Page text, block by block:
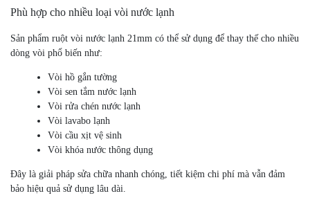
Phù hợp cho nhiều loại vòi nước lạnh
Sản phẩm ruột vòi nước lạnh 21mm có thể sử dụng để thay thế cho nhiều
dòng vòi phổ biến như:
Vòi hồ gắn tường
Vòi sen tắm nước lạnh
Vòi rửa chén nước lạnh
Vòi lavabo lạnh
Vòi cầu xịt vệ sinh
Vòi khóa nước thông dụng
Đây là giải pháp sửa chữa nhanh chóng, tiết kiệm chi phí mà vẫn đảm
bảo hiệu quả sử dụng lâu dài.